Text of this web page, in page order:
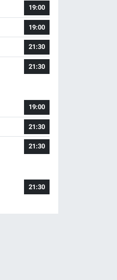
19:00
19:00
21:30
21:30
19:00
21:30
21:30
21:30